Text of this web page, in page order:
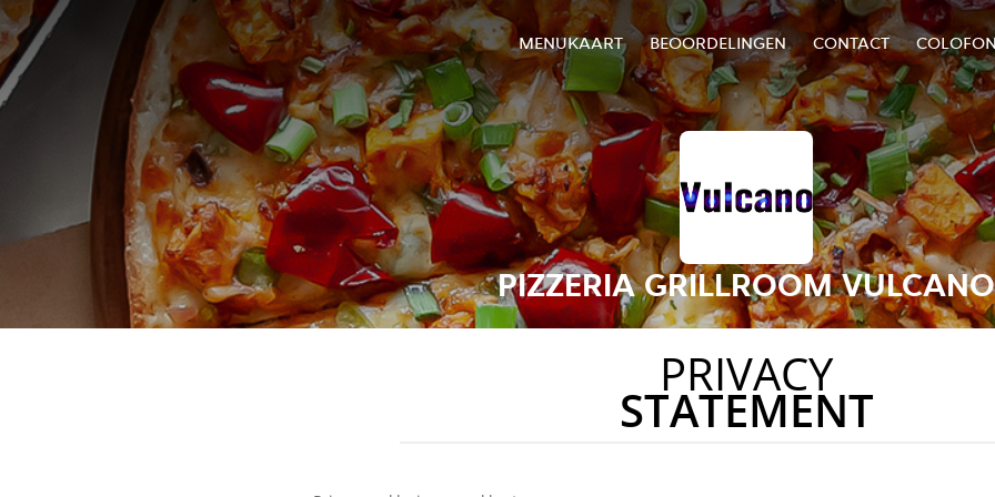
MENUKAART BEOORDELINGEN CONTACT
PIZZERIA GRILLROOM VULCANO
PRIVACY
STATEMENT